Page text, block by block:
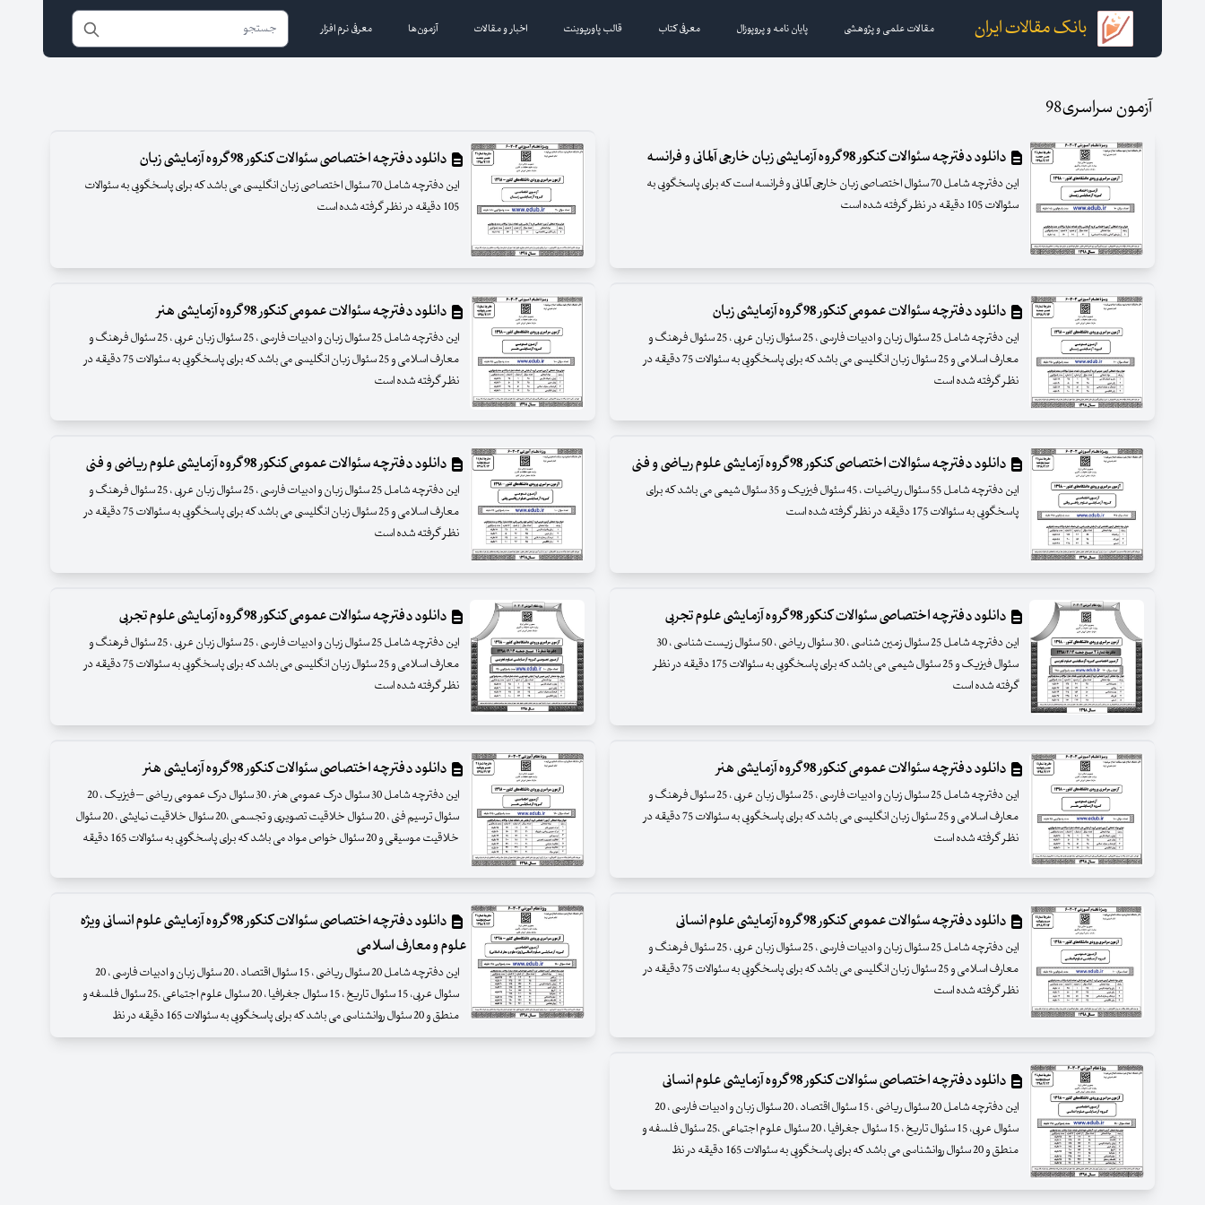
بانک مقالات ایران مقالات علمی و پژوهشی پایان نامه و پروپوزال معرفی کتاب قالب پاورپوینت اخبار و مقالات آزمون‌ها معرفی نرم افزار
آزمون سراسری98
دانلود دفترچه سئوالات کنکور 98 گروه آزمایشی زبان خارجی آلمانی و فرانسه
این دفترچه شامل 70 سئوال اختصاصی زبان خارجی آلمانی و فرانسه است که برای پاسخگویی به
سئوالات 105 دقیقه در نظر گرفته شده است
دانلود دفترچه اختصاصی سئوالات کنکور 98 گروه آزمایشی زبان
این دفترچه شامل 70 سئوال اختصاصی زبان انگلیسی می باشد که برای پاسخگویی به سئوالات
105 دقیقه در نظر گرفته شده است
دانلود دفترچه سئوالات عمومی کنکور 98 گروه آزمایشی زبان
این دفترچه شامل 25 سئوال زبان و ادبیات فارسی ، 25 سئوال زبان عربی ، 25 سئوال فرهنگ و
معارف اسلامی و 25 سئوال زبان انگلیسی می باشد که برای پاسخگویی به سئوالات 75 دقیقه در
نظر گرفته شده است
دانلود دفترچه سئوالات عمومی کنکور 98 گروه آزمایشی هنر
این دفترچه شامل 25 سئوال زبان و ادبیات فارسی ، 25 سئوال زبان عربی ، 25 سئوال فرهنگ و
معارف اسلامی و 25 سئوال زبان انگلیسی می باشد که برای پاسخگویی به سئوالات 75 دقیقه در
نظر گرفته شده است
دانلود دفترچه سئوالات اختصاصی کنکور 98 گروه آزمایشی علوم ریاضی و فنی
این دفترچه شامل 55 سئوال ریاضیات ، 45 سئوال فیزیک و 35 سئوال شیمی می باشد که برای
پاسخگویی به سئوالات 175 دقیقه در نظر گرفته شده است
دانلود دفترچه سئوالات عمومی کنکور 98 گروه آزمایشی علوم ریاضی و فنی
این دفترچه شامل 25 سئوال زبان و ادبیات فارسی ، 25 سئوال زبان عربی ، 25 سئوال فرهنگ و
معارف اسلامی و 25 سئوال زبان انگلیسی می باشد که برای پاسخگویی به سئوالات 75 دقیقه در
نظر گرفته شده است
دانلود دفترچه اختصاصی سئوالات کنکور 98 گروه آزمایشی علوم تجربی
این دفترچه شامل 25 سئوال زمین شناسی ، 30 سئوال ریاضی ، 50 سئوال زیست شناسی ، 30
سئوال فیزیک و 25 سئوال شیمی می باشد که برای پاسخگویی به سئوالات 175 دقیقه در نظر
گرفته شده است
دانلود دفترچه سئوالات عمومی کنکور 98 گروه آزمایشی علوم تجربی
این دفترچه شامل 25 سئوال زبان و ادبیات فارسی ، 25 سئوال زبان عربی ، 25 سئوال فرهنگ و
معارف اسلامی و 25 سئوال زبان انگلیسی می باشد که برای پاسخگویی به سئوالات 75 دقیقه در
نظر گرفته شده است
دانلود دفترچه سئوالات عمومی کنکور 98 گروه آزمایشی هنر
این دفترچه شامل 25 سئوال زبان و ادبیات فارسی ، 25 سئوال زبان عربی ، 25 سئوال فرهنگ و
معارف اسلامی و 25 سئوال زبان انگلیسی می باشد که برای پاسخگویی به سئوالات 75 دقیقه در
نظر گرفته شده است
دانلود دفترچه اختصاصی سئوالات کنکور 98 گروه آزمایشی هنر
این دفترچه شامل 30 سئوال درک عمومی هنر ، 30 سئوال درک عمومی ریاضی – فیزیک ، 20
سئوال ترسیم فنی ، 20 سئوال خلاقیت تصویری و تجسمی ،20 سئوال خلاقیت نمایشی ، 20 سئوال
خلاقیت موسیقی و 20 سئوال خواص مواد می باشد که برای پاسخگویی به سئوالات 165 دقیقه
دانلود دفترچه سئوالات عمومی کنکور 98 گروه آزمایشی علوم انسانی
این دفترچه شامل 25 سئوال زبان و ادبیات فارسی ، 25 سئوال زبان عربی ، 25 سئوال فرهنگ و
معارف اسلامی و 25 سئوال زبان انگلیسی می باشد که برای پاسخگویی به سئوالات 75 دقیقه در
نظر گرفته شده است
دانلود دفترچه اختصاصی سئوالات کنکور 98 گروه آزمایشی علوم انسانی ویژه
علوم و معارف اسلامی
این دفترچه شامل 20 سئوال ریاضی ، 15 سئوال اقتصاد ، 20 سئوال زبان و ادبیات فارسی ، 20
سئوال عربی، 15 سئوال تاریخ ، 15 سئوال جغرافیا ، 20 سئوال علوم اجتماعی ،25 سئوال فلسفه و
منطق و 20 سئوال روانشناسی می باشد که برای پاسخگویی به سئوالات 165 دقیقه در نظ
دانلود دفترچه اختصاصی سئوالات کنکور 98 گروه آزمایشی علوم انسانی
این دفترچه شامل 20 سئوال ریاضی ، 15 سئوال اقتصاد ، 20 سئوال زبان و ادبیات فارسی ، 20
سئوال عربی، 15 سئوال تاریخ ، 15 سئوال جغرافیا ، 20 سئوال علوم اجتماعی ،25 سئوال فلسفه و
منطق و 20 سئوال روانشناسی می باشد که برای پاسخگویی به سئوالات 165 دقیقه در نظ